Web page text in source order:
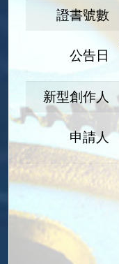
證書號數
公告日
新型創作人
申請人